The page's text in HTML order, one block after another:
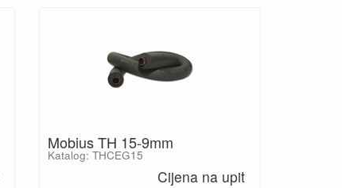
Mobius TH 15-9mm
Katalog: THCEG15
Cijena na upit